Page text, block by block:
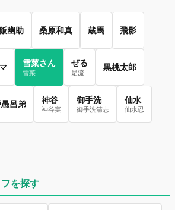
幽助 桑原和真 蔵馬 飛影
雪菜さん
雪菜
ぜる
是流
黒桃太郎
愚呂弟 神谷
神谷実
御手洗
御手洗清志
仙水
仙水忍
を探す